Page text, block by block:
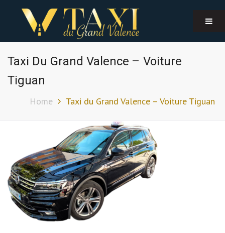
Taxi Du Grand Valence – Voiture
Tiguan
Home Taxi du Grand Valence – Voiture Tiguan